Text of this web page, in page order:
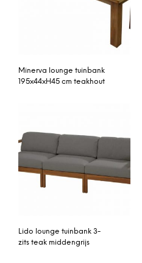
Minerva lounge tuinbank
195x44xH45 cm teakhout
Lido lounge tuinbank 3-
zits teak middengrijs